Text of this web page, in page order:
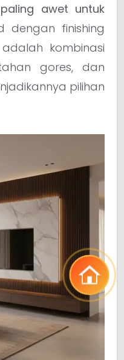
awet untuk
dengan finishing
kombinasi
gores, dan
pilihan